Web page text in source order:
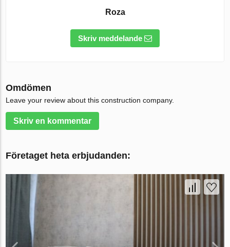
Roza
Skriv meddelande
Omdömen
Leave your review about this construction company.
Skriv en kommentar
Företaget heta erbjudanden: